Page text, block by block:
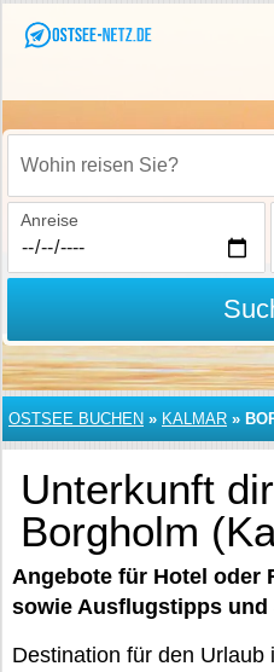
Wohin reisen Sie?
Anreise
OSTSEE BUCHEN » KALMAR »
Unterkunft
Borgholm
Angebote für Hotel oder
sowie Ausflugstipps
Destination für den